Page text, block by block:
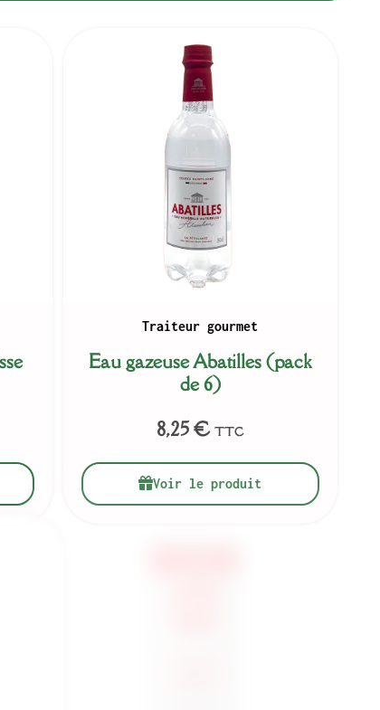
Traiteur gourmet
Eau gazeuse Abatilles (pack
de 6)
8,25€ TTC
Voir le produit